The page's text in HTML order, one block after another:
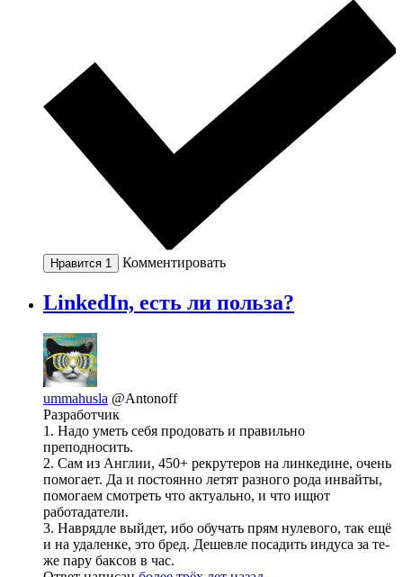
Нравится 1 Комментировать
LinkedIn, есть ли польза?
ummahusla @Antonoff
Разработчик
1. Надо уметь себя продовать и правильно
преподносить.
2. Сам из Англии, 450+ рекрутеров на линкедине, очень
помогает. Да и постоянно летят разного рода инвайты,
помогаем смотреть что актуально, и что ищют
работадатели.
3. Наврядле выйдет, ибо обучать прям нулевого, так ещё
и на удаленке, это бред. Дешевле посадить индуса за те-
же пару баксов в час.